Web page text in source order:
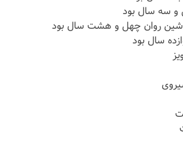
و سه سال بود
روان چهل و هشت سال بود
سال بود